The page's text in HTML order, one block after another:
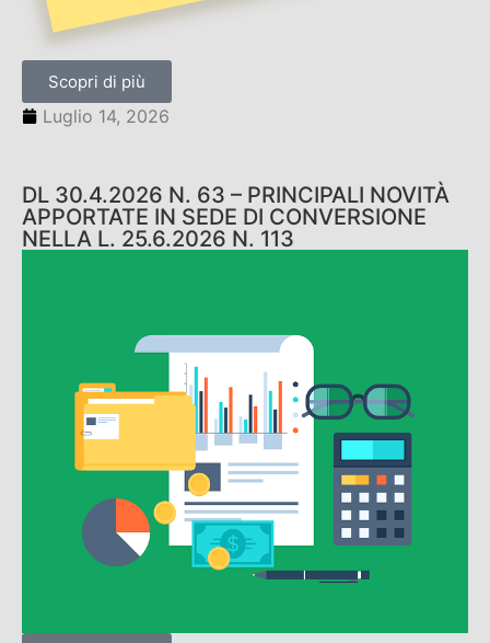
Scopri di più
Luglio 14, 2026
DL 30.4.2026 N. 63 – PRINCIPALI NOVITÀ
APPORTATE IN SEDE DI CONVERSIONE
NELLA L. 25.6.2026 N. 113